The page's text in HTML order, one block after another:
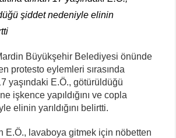
şiddet nedeniyle elinin
Büyükşehir Belediyesi önünde
protesto eylemleri sırasında
yaşındaki E.Ö., götürüldüğü
işkence yapıldığını ve copla
elinin yarıldığını belirtti.
E.Ö., lavaboya gitmek için nöbetten